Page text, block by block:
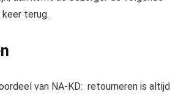
terug.
van NA-KD: retourneren is altijd